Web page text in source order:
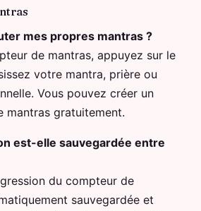
mes propres mantras ?
de mantras, appuyez sur le
votre mantra, prière ou
Vous pouvez créer un
mantras gratuitement.
est-elle sauvegardée entre
du compteur de
sauvegardée et